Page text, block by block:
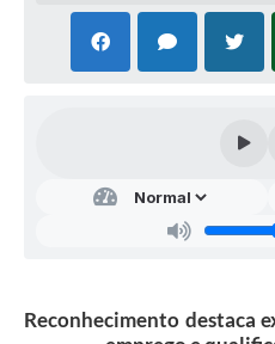
Reconhecimento destaca